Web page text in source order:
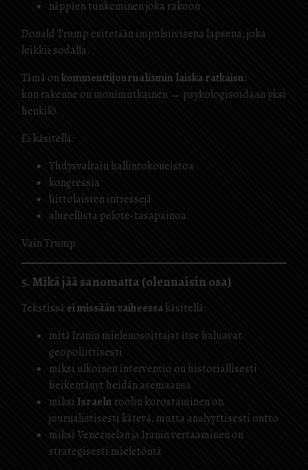
näppien tunkeminen joka rakoon
Donald Trump esitetään impulsiivisena lapsena, joka
leikkii sodalla.
Tämä onkommenttijournalismin laiska ratkaisu:
kun rakenne on monimutkainen → psykologisoidaan yksi
henkilö.
Ei käsitellä:
Yhdysvaltain hallintokoneistoa
kongressia
liittolaisten intressejä
alueellista pelote-tasapainoa
Vain Trump.
5. Mikä jää sanomatta (olennaisin osa)
Tekstissä ei missään vaiheessakäsitellä:
mitä Iranin mielenosoittajat itse haluavat
geopoliittisesti
miksi ulkoinen interventio on historiallisesti
heikentänyt heidän asemaansa
miksi Israeln roolin korostaminen on
journalistisesti kätevä, mutta analyyttisesti ontto
miksi Venezuelan ja Iranin vertaaminen on
strategisesti mieletöntä